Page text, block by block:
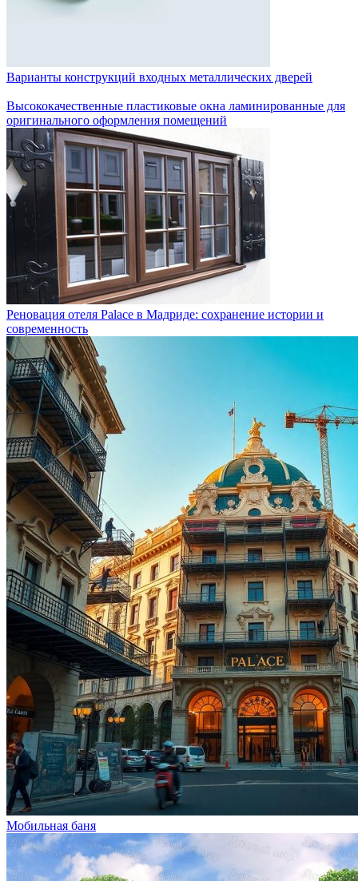
Варианты конструкций входных металлических дверей
Высококачественные пластиковые окна ламинированные для
оригинального оформления помещений
Реновация отеля Palace в Мадриде: сохранение истории и
современность
Мобильная баня